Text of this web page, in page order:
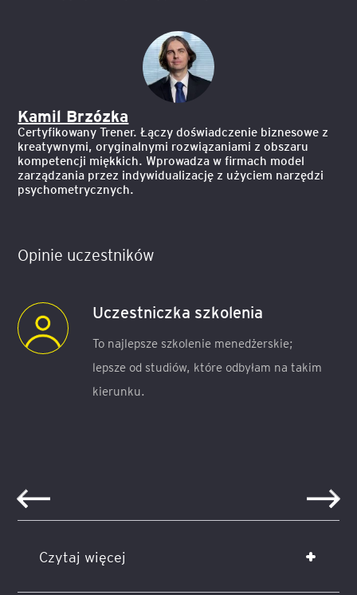
Kamil Brzózka
Certyfikowany Trener. Łączy doświadczenie biznesowe z
kreatywnymi, oryginalnymi rozwiązaniami z obszaru
kompetencji miękkich. Wprowadza w firmach model
zarządzania przez indywidualizację z użyciem narzędzi
psychometrycznych.
Opinie uczestników
Uczestniczka szkolenia
To najlepsze szkolenie menedżerskie;
lepsze od studiów, które odbyłam na takim
kierunku.
Czytaj więcej